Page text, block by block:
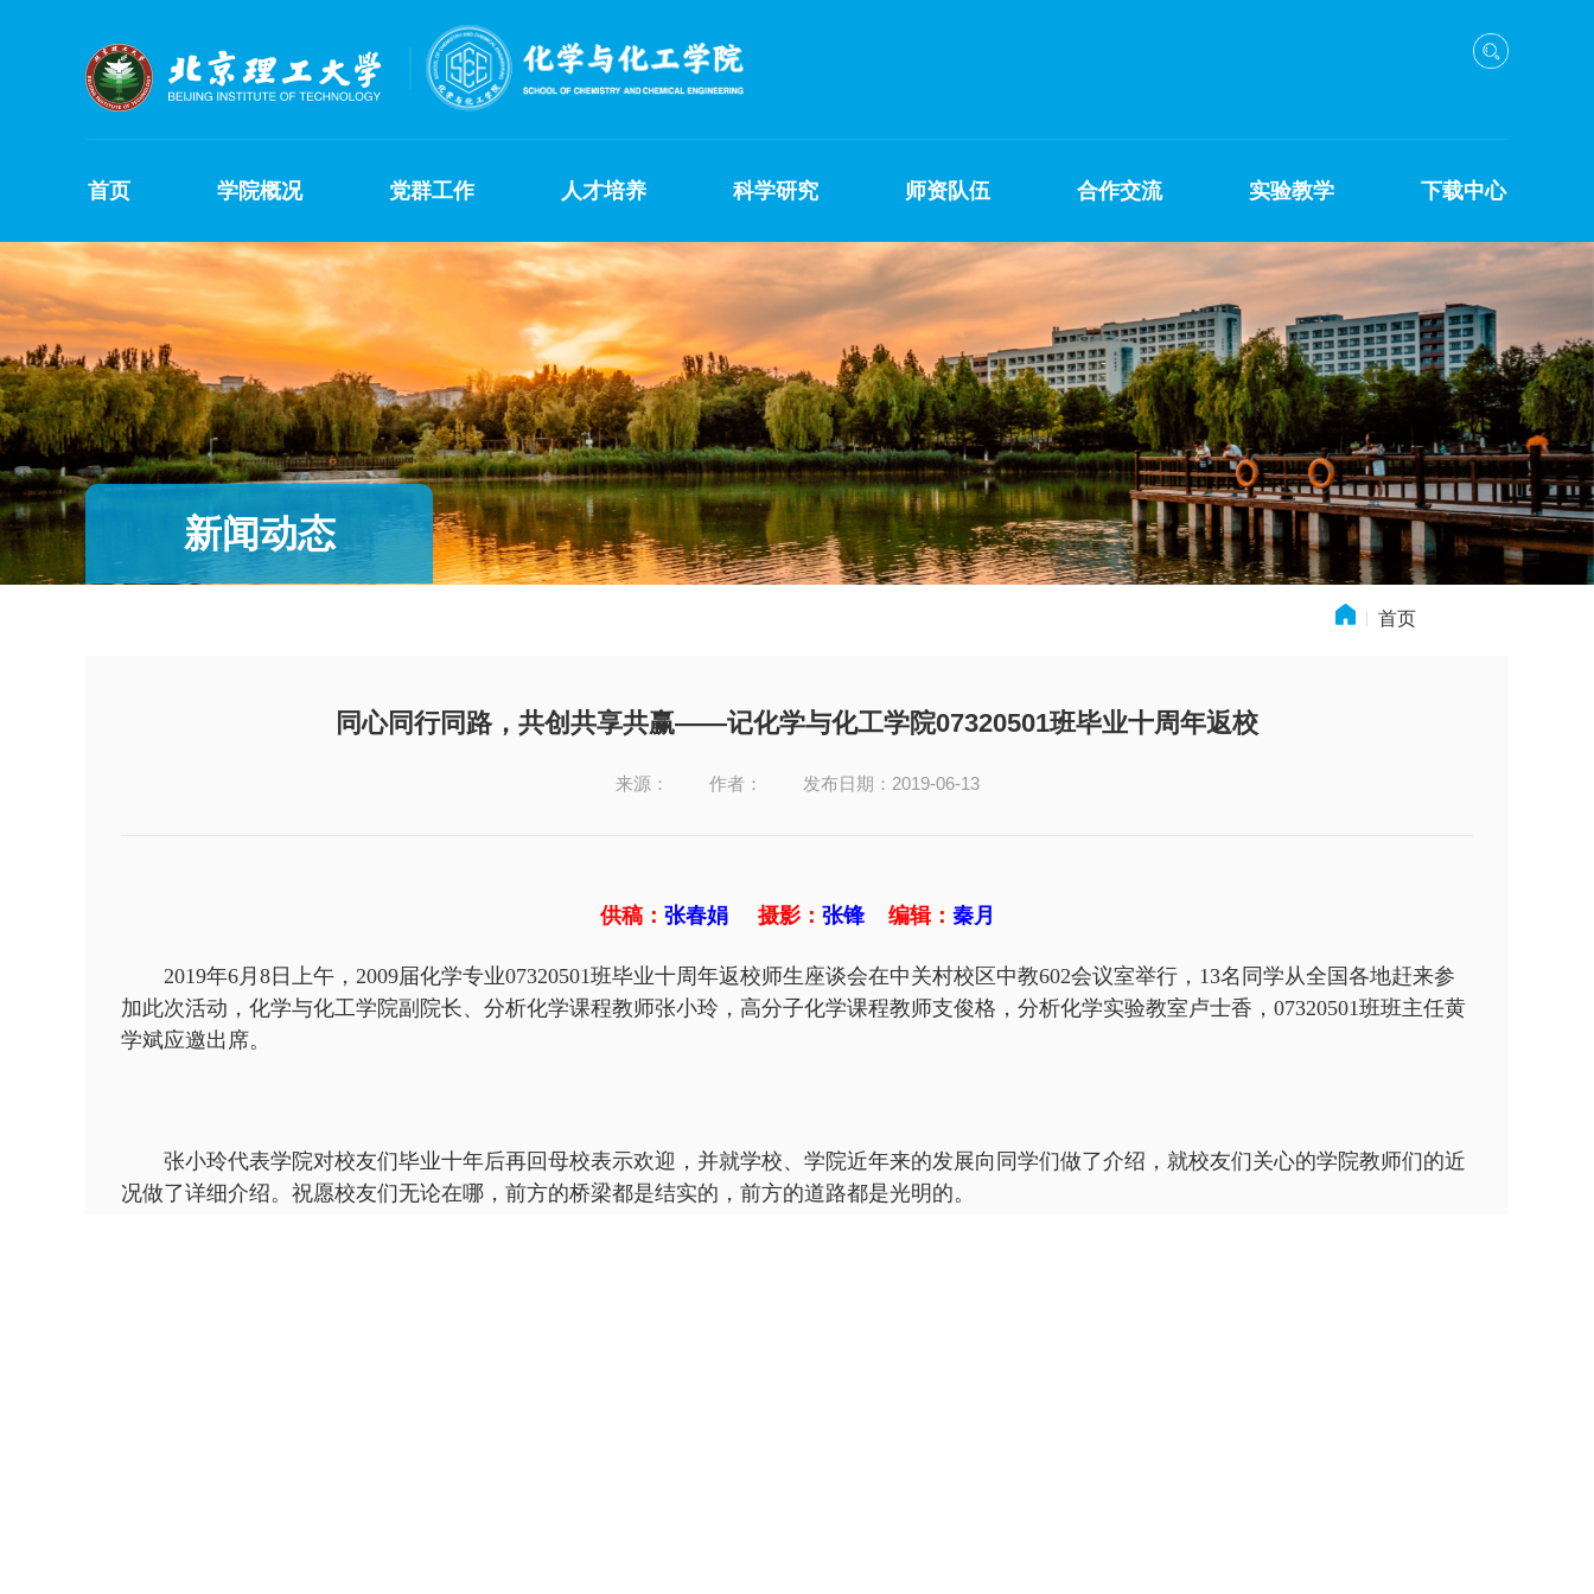
首页 学院概况 党群工作 人才培养 科学研究 师资队伍 合作交流 实验教学 下载中心
新闻动态
首页
同心同行同路，共创共享共赢——记化学与化工学院07320501班毕业十周年返校
来源： 作者： 发布日期：2019-06-13
供稿： 张春娟摄影： 张锋编辑： 秦月
2019年6月8日上午，2009届化学专业07320501班毕业十周年返校师生座谈会在中关村校区中教602会议室举行，13名同学从全国各地赶来参
加此次活动，化学与化工学院副院长、分析化学课程教师张小玲，高分子化学课程教师支俊格，分析化学实验教室卢士香，07320501班班主任黄
学斌应邀出席。
张小玲代表学院对校友们毕业十年后再回母校表示欢迎，并就学校、学院近年来的发展向同学们做了介绍，就校友们关心的学院教师们的近
况做了详细介绍。祝愿校友们无论在哪，前方的桥梁都是结实的，前方的道路都是光明的。